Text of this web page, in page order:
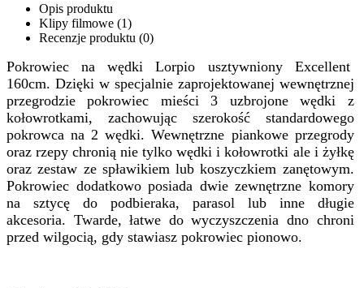
Opis produktu
Klipy filmowe (1)
Recenzje produktu (0)
Pokrowiec na wędki Lorpio usztywniony Excellent
160cm. Dzięki w specjalnie zaprojektowanej wewnętrznej
przegrodzie pokrowiec mieści 3 uzbrojone wędki z
kołowrotkami, zachowując szerokość standardowego
pokrowca na 2 wędki. Wewnętrzne piankowe przegrody
oraz rzepy chronią nie tylko wędki i kołowrotki ale i żyłkę
oraz zestaw ze spławikiem lub koszyczkiem zanętowym.
Pokrowiec dodatkowo posiada dwie zewnętrzne komory
na sztycę do podbieraka, parasol lub inne długie
akcesoria. Twarde, łatwe do wyczyszczenia dno chroni
przed wilgocią, gdy stawiasz pokrowiec pionowo.